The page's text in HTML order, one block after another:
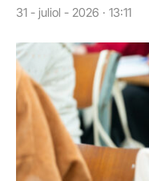
31 - juliol - 2026 · 13:11